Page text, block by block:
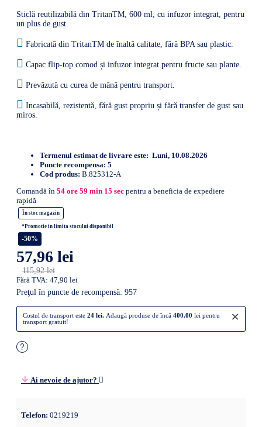
Sticlă reutilizabilă din TritanTM, 600 ml, cu infuzor integrat, pentru
un plus de gust.
Fabricată din TritanTM de înaltă calitate, fără BPA sau plastic.
Capac flip-top comod și infuzor integrat pentru fructe sau plante.
Prevăzută cu curea de mână pentru transport.
Incasabilă, rezistentă, fără gust propriu și fără transfer de gust sau
miros.
Termenul estimat de livrare este: Luni, 10.08.2026
Puncte recompensa: 5
Cod produs: B.825312-A
Comandă în 54 ore 59 min 14 sec pentru a beneficia de expediere
rapidă
În stoc magazin
*Promotie in limita stocului disponibil
-50%
57,96 lei
115,92 lei
Fără TVA: 47,90 lei
Preţul în puncte de recompensă: 957
×
Costul de transport este 24 lei. Adaugă produse de încă 400.00 lei pentru
transport gratuit!
Ai nevoie de ajutor?
Telefon: 0219219